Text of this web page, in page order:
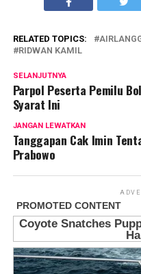
RELATED TOPICS:
RIDWAN KAMIL
SELANJUTNYA
Parpol Peserta Pemilu
Syarat Ini
JANGAN LEWATKAN
Tanggapan Cak Imin
Prabowo